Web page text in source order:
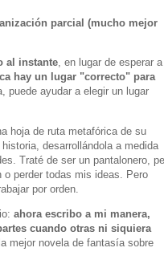
parcial (mucho mejor
al instante, en lugar de esperar a
hay un lugar "correcto" para
puede ayudar a elegir un lugar
hoja de ruta metafórica de su
desarrollándola a medida
Traté de ser un pantalonero,
perder todas mis ideas. Pero
por orden.
ahora escribo a mi manera,
cuando otras ni siquiera
mejor novela de fantasía sobre